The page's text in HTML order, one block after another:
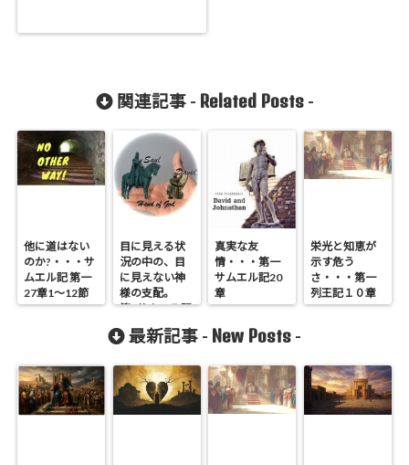
関連記事 - Related Posts-
他に道はない
のか?・・・サ
ムエル記 第一
27章1～12節
目に見える状
況の中の、目
に見えない神
様の支配。
第1サムエル記
23章1～14
節。
真実な友
情・・・第一
サムエル記20
章
栄光と知恵が
示す危う
さ・・・第一
列王記１０章
最新記事 - New Posts -